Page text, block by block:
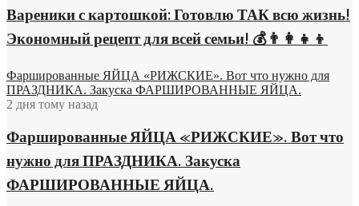
Вареники с картошкой: Готовлю ТАК всю жизнь!
Экономный рецепт для всей семьи! 💰👨👩👧👦
Фаршированные ЯЙЦА «РИЖСКИЕ». Вот что нужно для
ПРАЗДНИКА. Закуска ФАРШИРОВАННЫЕ ЯЙЦА.
2 дня тому назад
Фаршированные ЯЙЦА «РИЖСКИЕ». Вот что
нужно для ПРАЗДНИКА. Закуска
ФАРШИРОВАННЫЕ ЯЙЦА.